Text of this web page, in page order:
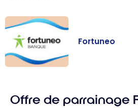
Fortuneo
Offre de parrainage